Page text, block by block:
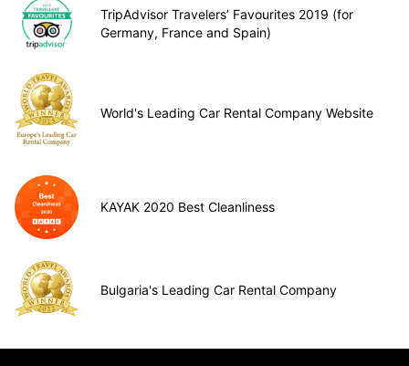
TripAdvisor Travelers’ Favourites 2019 (for
Germany, France and Spain)
World's Leading Car Rental Company Website
KAYAK 2020 Best Cleanliness
Bulgaria's Leading Car Rental Company